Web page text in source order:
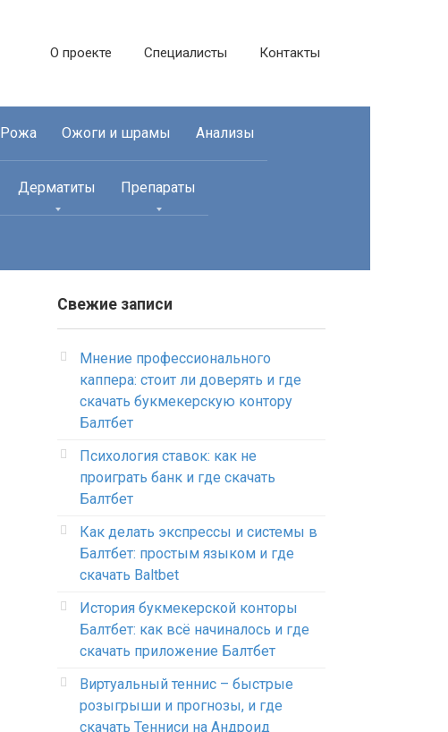
О проекте Специалисты Контакты
Рожа Ожоги и шрамы Анализы
Дерматиты Препараты
Свежие записи
Мнение профессионального
каппера: стоит ли доверять и где
скачать букмекерскую контору
Балтбет
Психология ставок: как не
проиграть банк и где скачать
Балтбет
Как делать экспрессы и системы в
Балтбет: простым языком и где
скачать Baltbet
История букмекерской конторы
Балтбет: как всё начиналось и где
скачать приложение Балтбет
Виртуальный теннис – быстрые
розыгрыши и прогнозы, и где
скачать Тенниси на Андроид